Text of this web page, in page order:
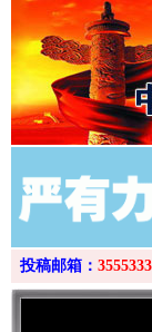
投稿邮箱：